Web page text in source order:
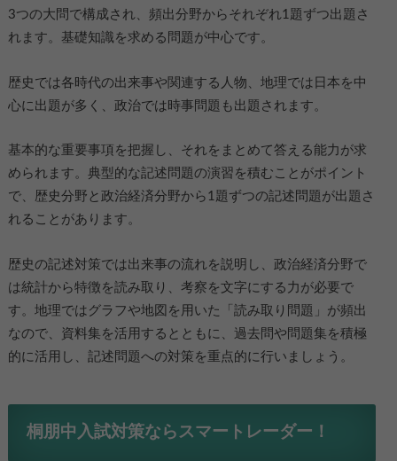
3つの大問で構成され、頻出分野からそれぞれ1題ずつ出題さ
れます。基礎知識を求める問題が中心です。
歴史では各時代の出来事や関連する人物、地理では日本を中
心に出題が多く、政治では時事問題も出題されます。
基本的な重要事項を把握し、それをまとめて答える能力が求
められます。典型的な記述問題の演習を積むことがポイント
で、歴史分野と政治経済分野から1題ずつの記述問題が出題さ
れることがあります。
歴史の記述対策では出来事の流れを説明し、政治経済分野で
は統計から特徴を読み取り、考察を文字にする力が必要で
す。地理ではグラフや地図を用いた「読み取り問題」が頻出
なので、資料集を活用するとともに、過去問や問題集を積極
的に活用し、記述問題への対策を重点的に行いましょう。
桐朋中入試対策ならスマートレーダー！